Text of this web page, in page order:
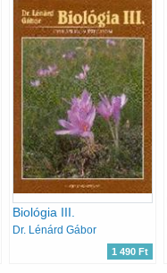
Biológia III.
Dr. Lénárd Gábor
1 490 Ft